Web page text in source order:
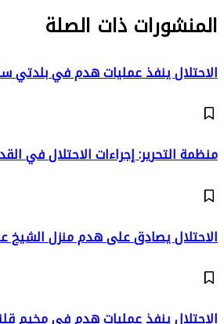
المنشورات ذات الصلة
الاحتلال ينفذ عمليات هدم في بلدتي
منظمة التحرير: إجراءات الاحتلال في
الاحتلال يصادق على هدم منزل